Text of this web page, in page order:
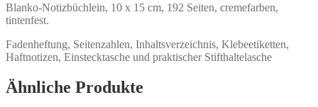
Blanko-Notizbüchlein, 10 x 15 cm, 192 Seiten, cremefarben,
tintenfest.
Fadenheftung, Seitenzahlen, Inhaltsverzeichnis, Klebeetiketten,
Haftnotizen, Einstecktasche und praktischer Stifthaltelasche
Ähnliche Produkte